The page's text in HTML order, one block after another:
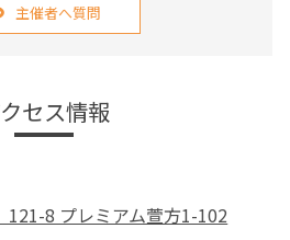
主催者へ質問
セス情報
8 プレミアム萱方1-102